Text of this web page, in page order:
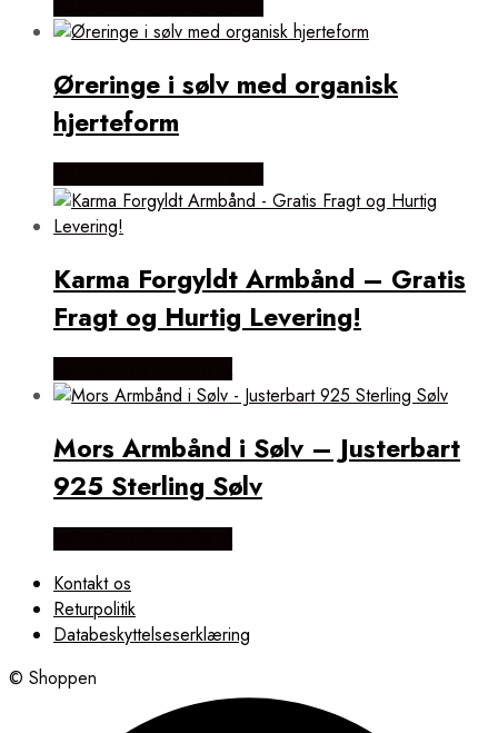
Øreringe i sølv med organisk
hjerteform
Karma Forgyldt Armbånd – Gratis
Fragt og Hurtig Levering!
Mors Armbånd i Sølv – Justerbart
925 Sterling Sølv
Kontakt os
Returpolitik
Databeskyttelseserklæring
© Shoppen